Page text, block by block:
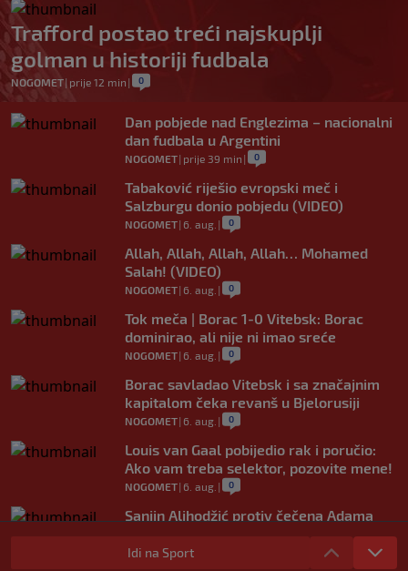
Trafford postao treći najskuplji
golman u historiji fudbala
NOGOMET| prije 12 min | 0
Dan pobjede nad Englezima – nacionalni
dan fudbala u Argentini
NOGOMET| prije 39 min | 0
Tabaković riješio evropski meč i
Salzburgu donio pobjedu (VIDEO)
NOGOMET| 6. aug. | 0
Allah, Allah, Allah, Allah… Mohamed
Salah! (VIDEO)
NOGOMET| 6. aug. | 0
Tok meča | Borac 1-0 Vitebsk: Borac
dominirao, ali nije ni imao sreće
NOGOMET| 6. aug. | 0
Borac savladao Vitebsk i sa značajnim
kapitalom čeka revanš u Bjelorusiji
NOGOMET| 6. aug. | 0
Louis van Gaal pobijedio rak i poručio:
Ako vam treba selektor, pozovite mene!
NOGOMET| 6. aug. | 0
Sanjin Alihodžić protiv čečena Adama
Tadushaeva – borba za WAKO PRO titulu
OSTALI SPORTOVI
Idi na Sport